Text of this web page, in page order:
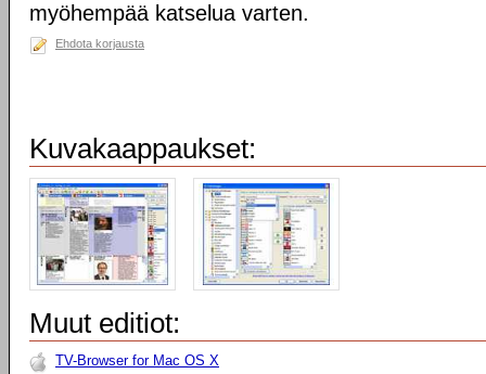
myöhempää katselua varten.
Ehdota korjausta
Kuvakaappaukset:
Muut editiot:
TV-Browser for Mac OS X